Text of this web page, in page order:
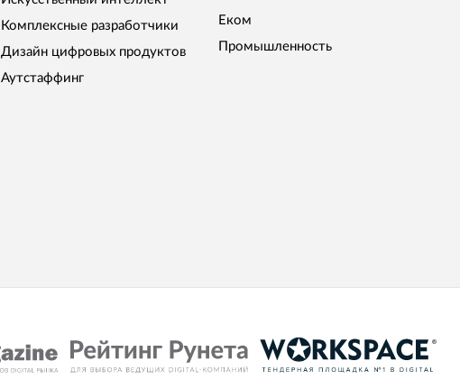
Комплексные разработчики
Дизайн цифровых продуктов
Аутстаффинг
Еком
Промышленность